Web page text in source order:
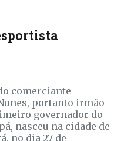
comerciante
portanto irmão
governador do
nasceu na cidade de
no dia 27 de